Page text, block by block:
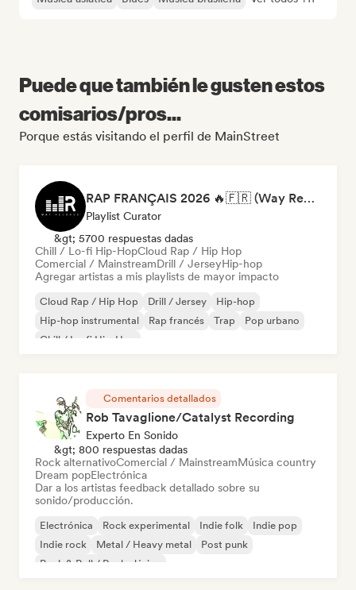
Puede que también le gusten estos
comisarios/pros...
Porque estás visitando el perfil de MainStreet
RAP FRANÇAIS 2026 🔥🇫🇷 (Way Records)
Playlist Curator
&gt; 5700 respuestas dadas
Chill / Lo-fi Hip-HopCloud Rap / Hip Hop
Comercial / MainstreamDrill / JerseyHip-hop
Agregar artistas a mis playlists de mayor impacto
Cloud Rap / Hip Hop Drill / Jersey
Hip-hop
Hip-hop instrumental
Rap francés Trap
Pop urbano
Chill / Lo-fi Hip-Hop
Comentarios detallados
Rob Tavaglione/Catalyst Recording
Experto En Sonido
&gt; 800 respuestas dadas
Rock alternativoComercial / MainstreamMúsica country
Dream popElectrónica
Dar a los artistas feedback detallado sobre su
sonido/producción.
Electrónica Rock experimental Indie folk
Indie pop
Indie rock
Metal / Heavy metal
Post punk
Rock & Roll / Rock clásico